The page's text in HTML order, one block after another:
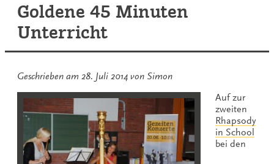
Goldene 45 Minuten
Unterricht
Geschrieben am 28. Juli 2014 von Simon
Auf zur
zweiten
Rhapsody
in School
bei den